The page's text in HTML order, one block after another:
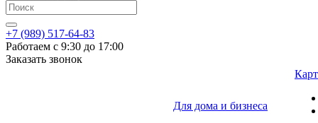
+7 (989) 517-64-83
Работаем с 9:30 до 17:00
Заказать звонок
Для дома и бизнеса